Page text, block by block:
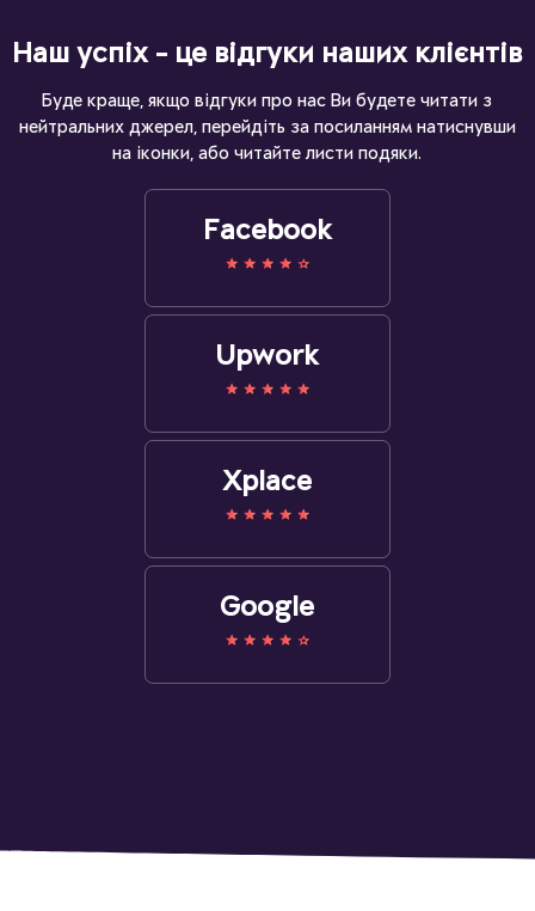
Наш успіх - це відгуки наших клієнтів
Буде краще, якщо відгуки про нас Ви будете читати з
нейтральних джерел, перейдіть за посиланням натиснувши
на іконки, або читайте листи подяки.
Facebook
Upwork
Xplace
Google